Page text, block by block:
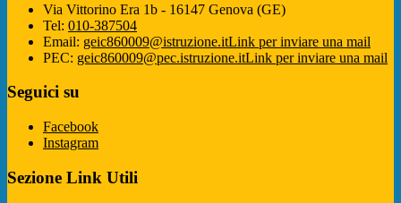
Via Vittorino Era 1b - 16147 Genova (GE)
Tel: 010-387504
Email: geic860009@istruzione.itLink per inviare una mail
PEC: geic860009@pec.istruzione.itLink per inviare una mail
Seguici su
Facebook
Instagram
Sezione Link Utili